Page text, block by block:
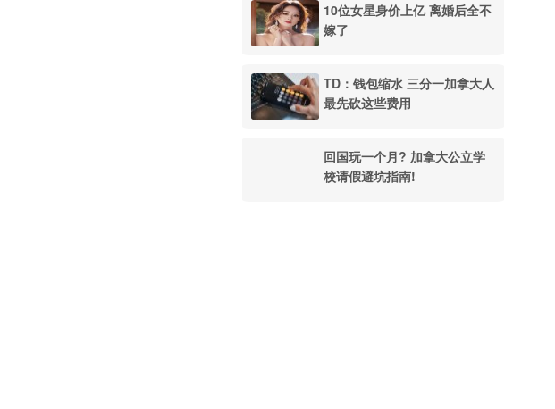
10位女星身价上亿 离婚后全不
嫁了
TD：钱包缩水 三分一加拿大人
最先砍这些费用
回国玩一个月? 加拿大公立学
校请假避坑指南!